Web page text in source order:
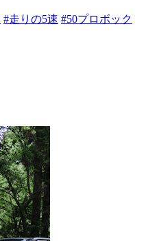
#走りの5速 #50プロボック